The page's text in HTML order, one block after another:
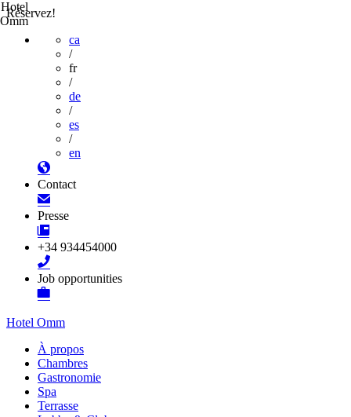
Réservez!
ca
/
fr
/
de
/
es
/
en
Contact
Presse
+34 934454000
Job opportunities
Hotel Omm
À propos
Chambres
Gastronomie
Spa
Terrasse
Hotel
Omm